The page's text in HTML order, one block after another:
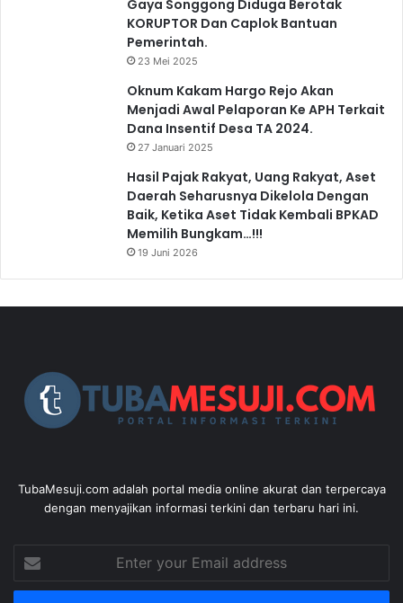
Gaya Songgong Diduga Berotak
KORUPTOR Dan Caplok Bantuan
Pemerintah.
23 Mei 2025
Oknum Kakam Hargo Rejo Akan
Menjadi Awal Pelaporan Ke APH Terkait
Dana Insentif Desa TA 2024.
27 Januari 2025
Hasil Pajak Rakyat, Uang Rakyat, Aset
Daerah Seharusnya Dikelola Dengan
Baik, Ketika Aset Tidak Kembali BPKAD
Memilih Bungkam…!!!
19 Juni 2026
TubaMesuji.com adalah portal media online akurat dan terpercaya
dengan menyajikan informasi terkini dan terbaru hari ini.
your
Email